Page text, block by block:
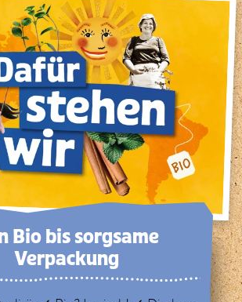
Bio bis sorg­same
Verpackung